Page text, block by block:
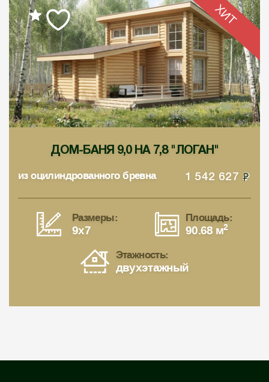
ХИТ
ДОМ-БАНЯ 9,0 НА 7,8 "ЛОГАН"
из оцилиндрованного бревна 1 542 627
Размеры:
9x7
Площадь:
90.68 м2
Этажность:
двухэтажный